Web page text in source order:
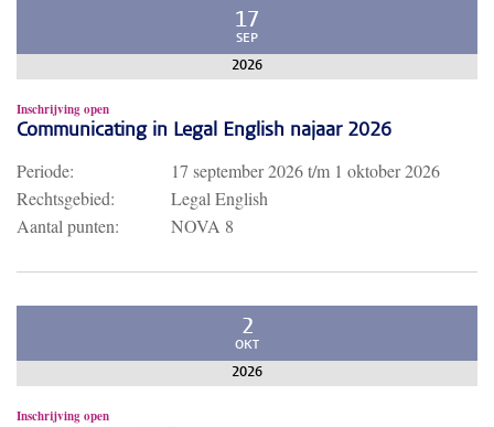
17
SEP
2026
Inschrijving open
Communicating in Legal English najaar 2026
Periode: 17 september 2026t/m 1 oktober 2026
Rechtsgebied:
Legal English
Aantal punten:
NOVA 8
2
OKT
2026
Inschrijving open